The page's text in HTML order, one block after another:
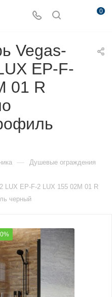
0
Vegas-
EP-F-
01 R
— Душевые ограждения
LUX EP-F-2 LUX 155 02М 01 R
черный